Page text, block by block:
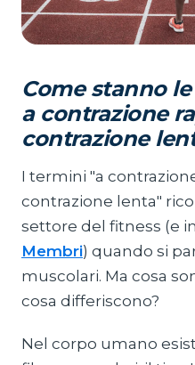
Come stanno
a contrazione
contrazione
I termini "a
contrazione lenta"
settore del fitness (e
Membri) quando si
muscolari. Ma cosa
cosa differiscono?
Nel corpo umano